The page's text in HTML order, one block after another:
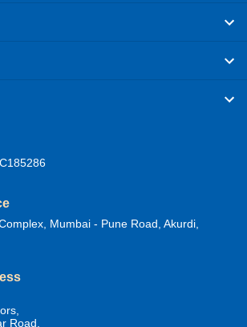
Mumbai - Pune Road, Akurdi,
Road,